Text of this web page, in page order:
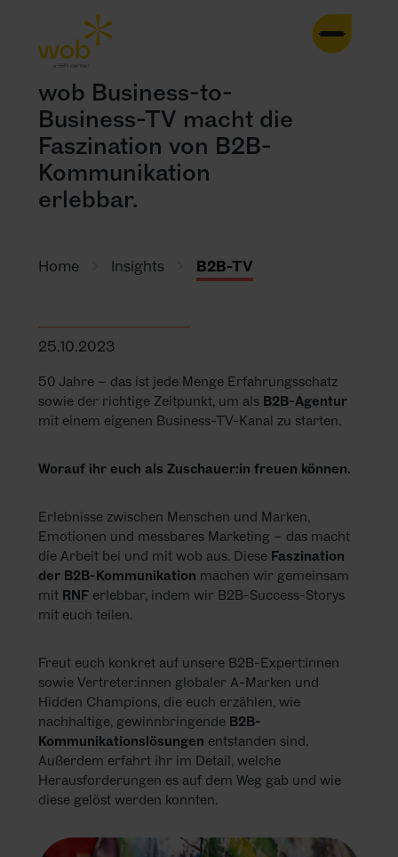
AGENTUR
LEISTUNGEN
CASES
TRENDS
INSIGHTS
KARRIERE
wob Business-to-
Business-TV macht die
Faszination von B2B-
Kommunikation
erlebbar.
Home Insights B2B-TV
25.10.2023
50 Jahre – das ist jede Menge Erfahrungsschatz
sowie der richtige Zeitpunkt, um als B2B-Agentur
mit einem eigenen Business-TV-Kanal zu starten.
Worauf ihr euch als Zuschauer:in freuen können.
Erlebnisse zwischen Menschen und Marken,
Emotionen und messbares Marketing – das macht
die Arbeit bei und mit wob aus. Diese Faszination
der B2B-Kommunikation machen wir gemeinsam
mit RNF erlebbar, indem wir B2B-Success-Storys
mit euch teilen.
Freut euch konkret auf unsere B2B-Expert:innen
sowie Vertreter:innen globaler A-Marken und
Hidden Champions, die euch erzählen, wie
nachhaltige, gewinnbringende B2B-
Kommunikationslösungen entstanden sind.
Außerdem erfahrt ihr im Detail, welche
Herausforderungen es auf dem Weg gab und wie
diese gelöst werden konnten.